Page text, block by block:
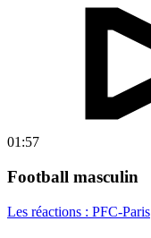
01:57
Football masculin
Les réactions : PFC-Paris